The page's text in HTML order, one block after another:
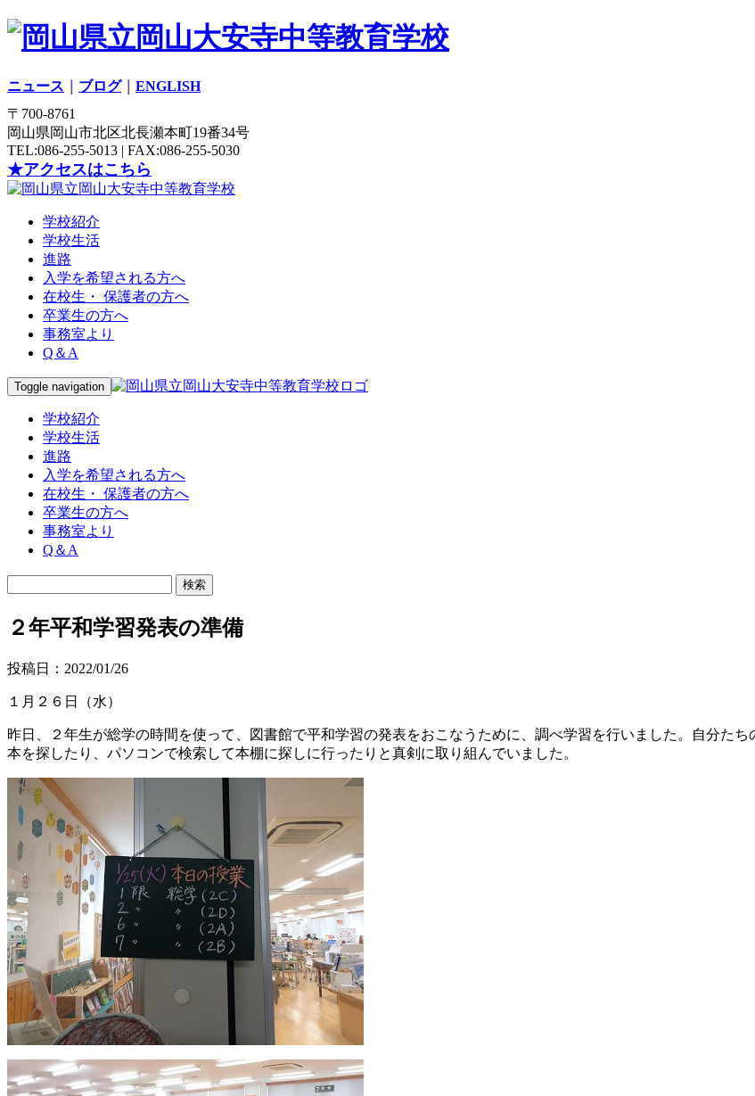
ニュース ブログ｜ ENGLISH
〒700-8761
岡山県岡山市北区北長瀬本町19番34号
TEL:086-255-5013 | FAX:086-255-5030
★アクセスはこちら
学校紹介
学校生活
進路
入学を希望される方へ
在校生・ 保護者の方へ
卒業生の方へ
事務室より
Q＆A
Toggle navigation
学校紹介
学校生活
進路
入学を希望される方へ
在校生・ 保護者の方へ
卒業生の方へ
事務室より
Q＆A
２年平和学習発表の準備
投稿日：2022/01/26
１月２６日（水）
昨日、２年生が総学の時間を使って、図書館で平和学習の発表をおこなうために、調べ学習を行いました。自分た
本を探したり、パソコンで検索して本棚に探しに行ったりと真剣に取り組んでいました。